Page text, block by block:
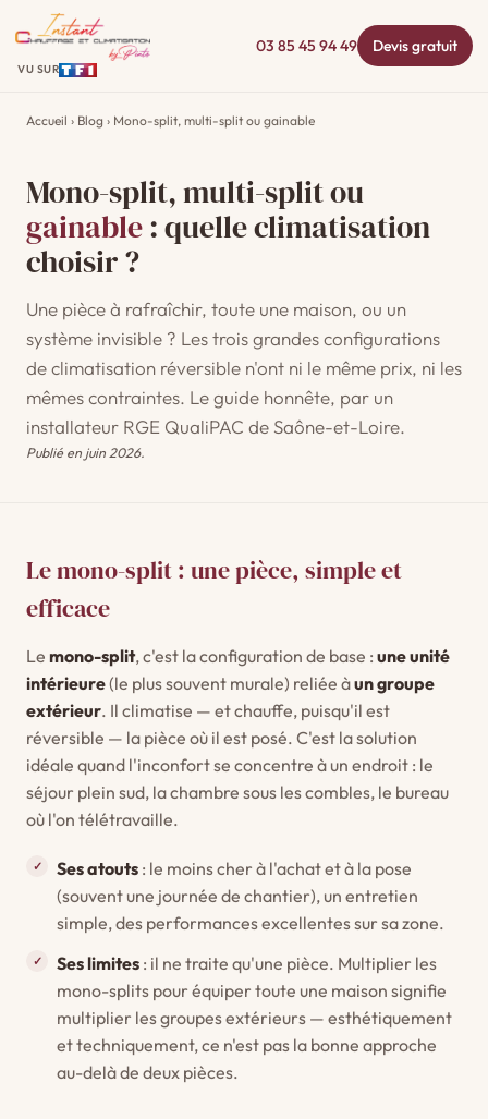
VU SUR
03 85 45 94 49 Devis gratuit
Accueil › Blog › Mono-split, multi-split ou gainable
Mono-split, multi-split ou
gainable: quelle climatisation
choisir ?
Une pièce à rafraîchir, toute une maison, ou un
système invisible ? Les trois grandes configurations
de climatisation réversible n'ont ni le même prix, ni les
mêmes contraintes. Le guide honnête, par un
installateur RGE QualiPAC de Saône-et-Loire.
Publié en juin 2026.
Le mono-split : une pièce, simple et
efficace
Le mono-split, c'est la configuration de base : une unité
intérieure(le plus souvent murale) reliée àun groupe
extérieur. Il climatise — et chauffe, puisqu'il est
réversible — la pièce où il est posé. C'est la solution
idéale quand l'inconfort se concentre à un endroit : le
séjour plein sud, la chambre sous les combles, le bureau
où l'on télétravaille.
Ses atouts : le moins cher à l'achat et à la pose
(souvent une journée de chantier), un entretien
simple, des performances excellentes sur sa zone.
Ses limites : il ne traite qu'une pièce. Multiplier les
mono-splits pour équiper toute une maison signifie
multiplier les groupes extérieurs — esthétiquement
et techniquement, ce n'est pas la bonne approche
au-delà de deux pièces.